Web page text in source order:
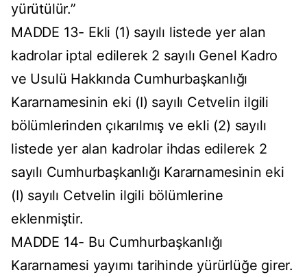
yürütülür.”
MADDE 13- Ekli (1) sayılı listede yer alan
kadrolar iptal edilerek 2 sayılı Genel Kadro
ve Usulü Hakkında Cumhurbaşkanlığı
Kararnamesinin eki (I) sayılı Cetvelin ilgili
bölümlerinden çıkarılmış ve ekli (2) sayılı
listede yer alan kadrolar ihdas edilerek 2
sayılı Cumhurbaşkanlığı Kararnamesinin eki
(I) sayılı Cetvelin ilgili bölümlerine
eklenmiştir.
MADDE 14- Bu Cumhurbaşkanlığı
Kararnamesi yayımı tarihinde yürürlüğe girer.